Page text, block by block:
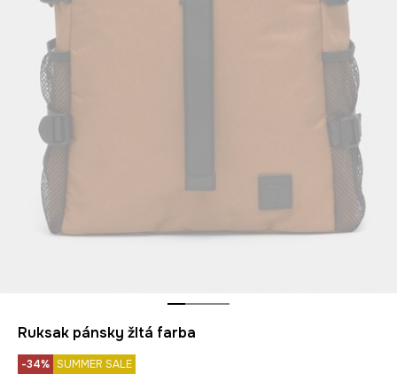
Ruksak pánsky žltá farba
-34% SUMMER SALE